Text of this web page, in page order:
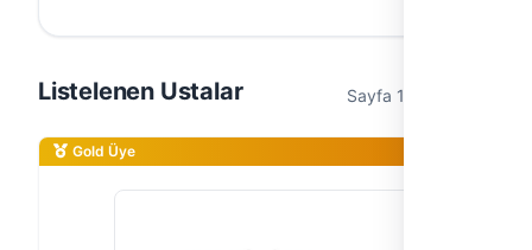
Listelenen Ustalar Sayfa 1 / 1 (3 usta)
Gold Üye